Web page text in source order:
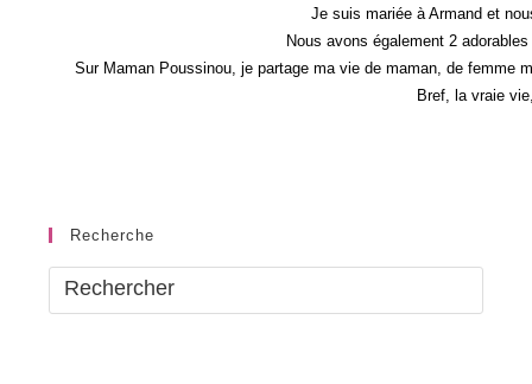
Je suis mariée à Armand et
Nous avons également 2
Sur Maman Poussinou, je partage ma vie de maman, de femme
Bref, la vraie
Recherche